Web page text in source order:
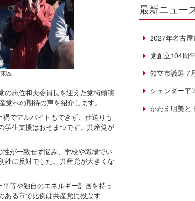
区
志位和夫委員長を迎えた党街頭演
への期待の声を紹介します。
でアルバイトもできず、仕送りも
学生支援はおそまつです。共産党が
が一致せず悩み、学校や職場でい
姓に反対でした。共産党が大きくな
等や独自のエネルギー計画を持っ
ある市で比例は共産党に投票す
最新ニュー
2027年名古
党創立104周
知立市議選 7
ジェンダー平
かわえ明美と